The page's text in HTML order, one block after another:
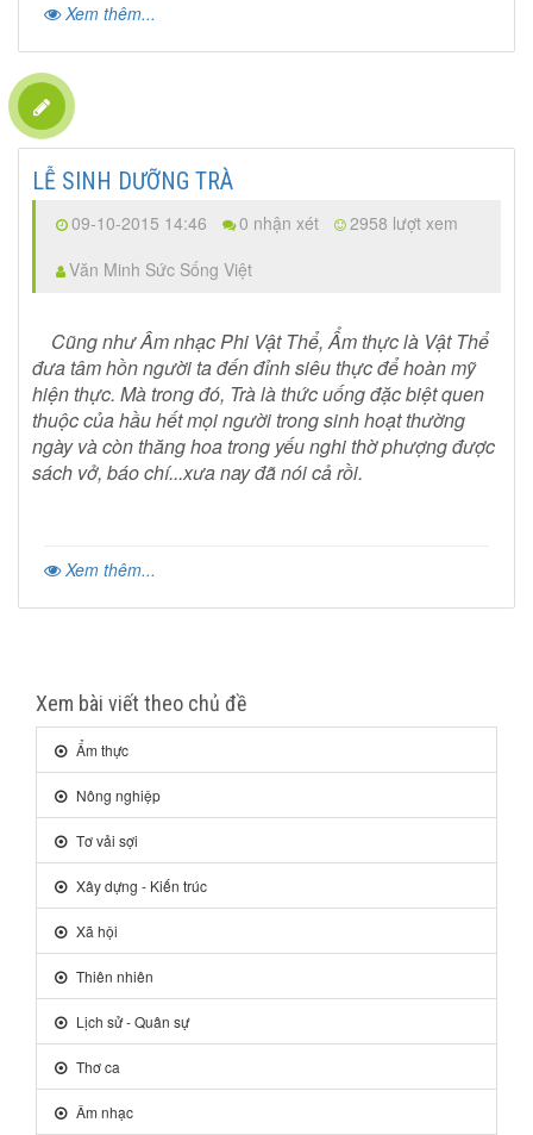
Xem thêm...
LỄ SINH DƯỠNG TRÀ
09-10-2015 14:46 0 nhận xét
2958 lượt xem
Văn Minh Sức Sống Việt
Cũng như Âm nhạc Phi Vật Thể, Ẩm thực là Vật Thể
đưa tâm hồn người ta đến đỉnh siêu thực để hoàn mỹ
hiện thực. Mà trong đó, Trà là thức uống đặc biệt quen
thuộc của hầu hết mọi người trong sinh hoạt thường
ngày và còn thăng hoa trong yếu nghi thờ phượng được
sách vở, báo chí...xưa nay đã nói cả rồi.
Xem thêm...
Xem bài viết theo chủ đề
Ẩm thực
Nông nghiệp
Tơ vải sợi
Xây dựng - Kiến trúc
Xã hội
Thiên nhiên
Lịch sử - Quân sự
Thơ ca
Âm nhạc